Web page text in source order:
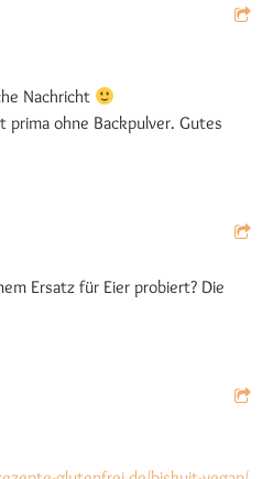
Nachricht
prima ohne Backpulver. Gutes
Ersatz für Eier probiert? Die